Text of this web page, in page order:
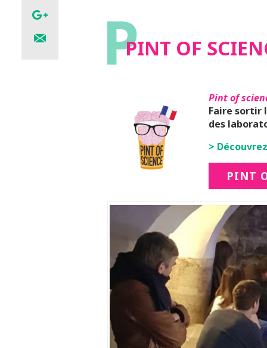
PPINT OF
Pint of
Faire sortir
des
>
PINT